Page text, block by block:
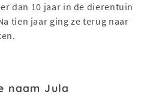
dan 10 jaar in de dierentuin
tien jaar ging ze terug naar
naam Jula